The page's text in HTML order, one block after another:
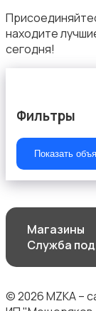
Сыпучие
находите
сегодня!
Фильтры
Показать
Магазины
Служба
© 2026 MZKA –